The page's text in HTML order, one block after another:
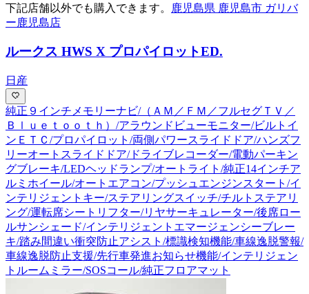
下記店舗以外でも購入できます。
鹿児島県 鹿児島市 ガリバ
ー鹿児島店
ルークス HWS X プロパイロットED.
日産
純正９インチメモリーナビ/（ＡＭ／ＦＭ／フルセグＴＶ／
Ｂｌｕｅｔｏｏｔｈ）/アラウンドビューモニター/ビルトイ
ンＥＴＣ/プロパイロット/両側パワースライドドア/ハンズフ
リーオートスライドドア/ドライブレコーダー/電動パーキン
グブレーキ/LEDヘッドランプ/オートライト/純正14インチア
ルミホイール/オートエアコン/プッシュエンジンスタート/イ
ンテリジェントキー/ステアリングスイッチ/チルトステアリ
ング/運転席シートリフター/リヤサーキュレーター/後席ロー
ルサンシェード/インテリジェントエマージェンシーブレー
キ/踏み間違い衝突防止アシスト/標識検知機能/車線逸脱警報/
車線逸脱防止支援/先行車発進お知らせ機能/インテリジェン
トルームミラー/SOSコール/純正フロアマット